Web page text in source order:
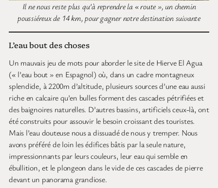
Il ne nous reste plus qu’à reprendre la « route », un chemin
poussiéreux de 14 km, pour gagner notre destination suivante
L’eau bout des choses
Un mauvais jeu de mots pour aborder le site de Hierve El Agua
(« l’eau bout » en Espagnol) où, dans un cadre montagneux
splendide, à 2200m d’altitude, plusieurs sources d’une eau aussi
riche en calcaire qu’en bulles forment des cascades pétrifiées et
des baignoires naturelles. D’autres bassins, artificiels ceux-là, ont
été construits pour assouvir le besoin croissant des touristes.
Mais l’eau douteuse nous a dissuadé de nous y tremper. Nous
avons préféré de loin les édifices bâtis par la seule nature,
impressionnants par leurs couleurs, leur eau qui semble en
ébullition, et le plongeon dans le vide de ces cascades de pierre
devant un panorama grandiose.